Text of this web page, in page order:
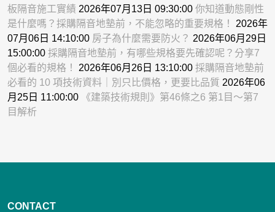
板隔音施工實績 2026年07月13日 09:30:00 你知道動態剛性
是什麼嗎？採購隔音地墊前，不能忽略的重要規格！ 2026年
07月06日 14:10:00 房子為什麼需要防火？ 2026年06月29日
15:00:00 採購隔音地墊前，有哪些規格要先確認呢？分享7
個必看的規格！ 2026年06月26日 13:10:00 採購隔音地墊前
必看的 10 項技術資料｜別只比價格，更要比品質 2026年06
月25日 11:00:00
《建築技術規則》第46條之6 第1目～第7
目解析
CONTACT